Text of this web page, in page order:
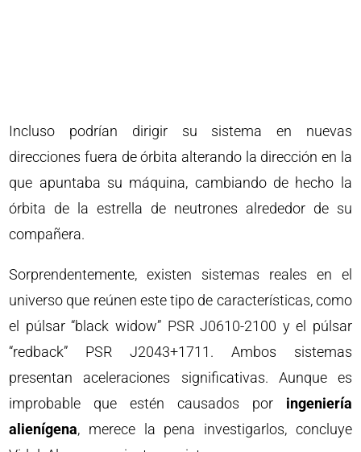
Incluso podrían dirigir su sistema en nuevas
direcciones fuera de órbita alterando la dirección en la
que apuntaba su máquina, cambiando de hecho la
órbita de la estrella de neutrones alrededor de su
compañera.
Sorprendentemente, existen sistemas reales en el
universo que reúnen este tipo de características, como
el púlsar “black widow” PSR J0610-2100 y el púlsar
“redback” PSR J2043+1711. Ambos sistemas
presentan aceleraciones significativas. Aunque es
improbable que estén causados por ingeniería
alienígena, merece la pena investigarlos, concluye